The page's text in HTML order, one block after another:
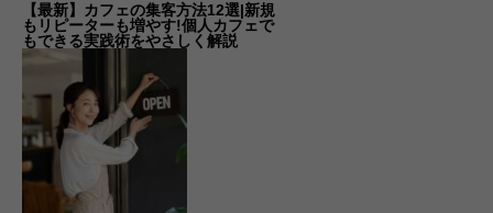
【最新】カフェの集客方法12選|新規
もリピーターも増やす!個人カフェで
もできる実践術をやさしく解説